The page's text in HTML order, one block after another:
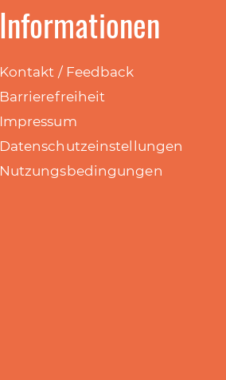
Informationen
Kontakt / Feedback
Barrierefreiheit
Impressum
Datenschutzeinstellungen
Nutzungsbedingungen